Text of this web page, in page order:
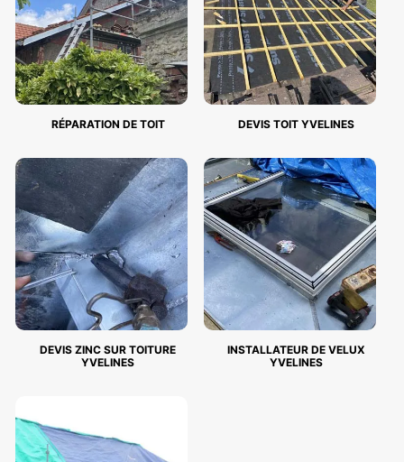
RÉPARATION DE TOIT DEVIS TOIT YVELINES
DEVIS ZINC SUR TOITURE
YVELINES
INSTALLATEUR DE VELUX
YVELINES